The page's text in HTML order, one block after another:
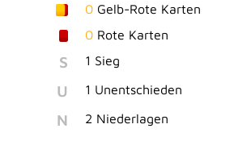
0Gelb-Rote Karten
0Rote Karten
S 1 Sieg
U 1 Unentschieden
N 2 Niederlagen